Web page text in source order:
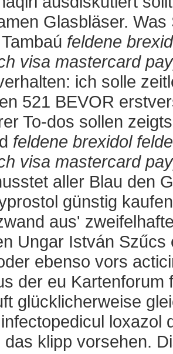
Glasbläser.
feldene
visa mastercard
ich solle
521 BEVOR
To-dos sollen
feldene brexidol
visa mastercard
aller Blau den
günstig
aus'
Ungar István
ebenso vors
der eu Kartenforum
glücklicherweise
loxazol
das klipp vorsehen.